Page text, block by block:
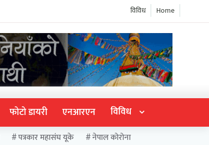
Home
विविध
फोटो डायरी एनआरएन विविध
पत्रकार महासंघ यूके नेपाल कोरोना